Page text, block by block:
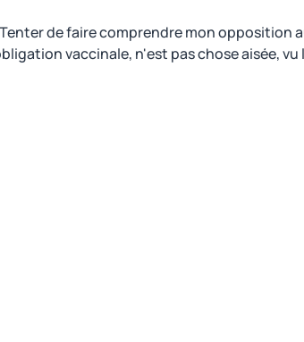
de faire comprendre mon opposition
vaccinale, n'est pas chose aisée,